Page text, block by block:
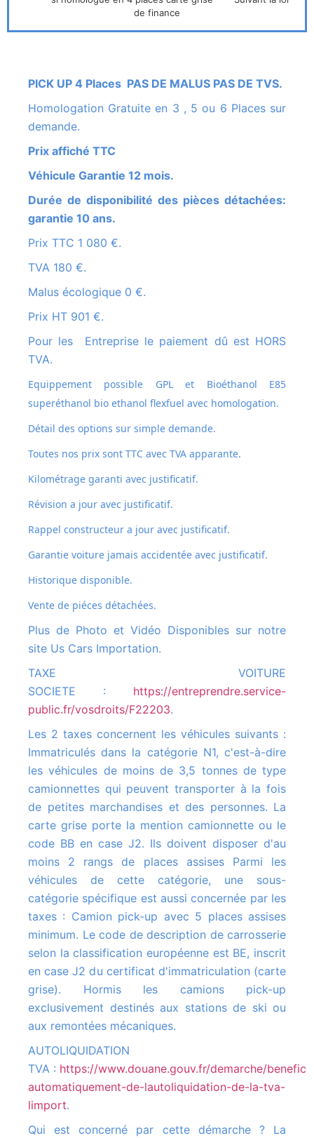
de finance
PICK UP 4 Places PAS DE MALUS PAS DE TVS.
Homologation Gratuite en 3 , 5 ou 6 Places sur
demande.
Prix affiché TTC
Véhicule Garantie 12 mois.
Durée de disponibilité des pièces détachées:
garantie 10 ans.
Prix TTC 1 080 €.
TVA 180 €.
Malus écologique 0 €.
Prix HT 901 €.
Pour les Entreprise le paiement dû est HORS
TVA.
Equippement possible GPL et Bioéthanol E85
superéthanol bio ethanol flexfuel avec homologation.
Détail des options sur simple demande.
Toutes nos prix sont TTC avec TVA apparante.
Kilométrage garanti avec justificatif.
Révision a jour avec justificatif.
Rappel constructeur a jour avec justificatif.
Garantie voiture jamais accidentée avec justificatif.
Historique disponible.
Vente de piéces détachées.
Plus de Photo et Vidéo Disponibles sur notre
site Us Cars Importation.
TAXE VOITURE
SOCIETE : https://entreprendre.service-
public.fr/vosdroits/F22203.
Les 2 taxes concernent les véhicules suivants :
Immatriculés dans la catégorie N1, c'est-à-dire
les véhicules de moins de 3,5 tonnes de type
camionnettes qui peuvent transporter à la fois
de petites marchandises et des personnes. La
carte grise porte la mention camionnette ou le
code BB en case J2. Ils doivent disposer d'au
moins 2 rangs de places assises Parmi les
véhicules de cette catégorie, une sous-
catégorie spécifique est aussi concernée par les
taxes : Camion pick-up avec 5 places assises
minimum. Le code de description de carrosserie
selon la classification européenne est BE, inscrit
en case J2 du certificat d'immatriculation (carte
grise). Hormis les camions pick-up
exclusivement destinés aux stations de ski ou
aux remontées mécaniques.
AUTOLIQUIDATION
TVA : https://www.douane.gouv.fr/demarche/
automatiquement-de-lautoliquidation-de-la-tva-
limport.
Qui est concerné par cette démarche ? La